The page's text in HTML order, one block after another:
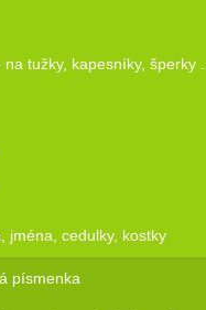
tužky, kapesníky, šperky ...
jména, cedulky, kostky
písmenka